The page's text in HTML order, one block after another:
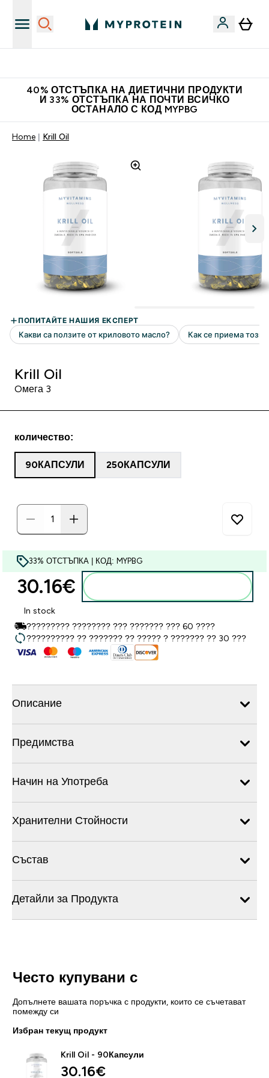
40% ОТСТЪПКА НА ДИЕТИЧНИ ПРОДУКТИ
И 33% ОТСТЪПКА НА ПОЧТИ ВСИЧКО
ОСТАНАЛО С КОД MYPBG
Home Krill Oil
Krill Oil
Oмега 3
количество:
90КАПСУЛИ 250КАПСУЛИ
33% ОТСТЪПКА | КОД: MYPBG
30.16€‎
In stock
????????? ???????? ??? ??????? ??? 60 ????
?????????? ?? ??????? ?? ????? ? ??????? ?? 30 ???
Описание
Предимства
Начин на Употреба
Хранителни Стойности
Състав
Детайли за Продукта
Често купувани с
Допълнете вашата поръчка с продукти, които се съчетават
помежду си
Избран текущ продукт
Krill Oil - 90Капсули
30.16€‎